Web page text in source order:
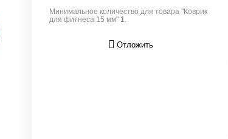
Минимальное количество для товара "Коврик
для фитнеса 15 мм"1.
Отложить